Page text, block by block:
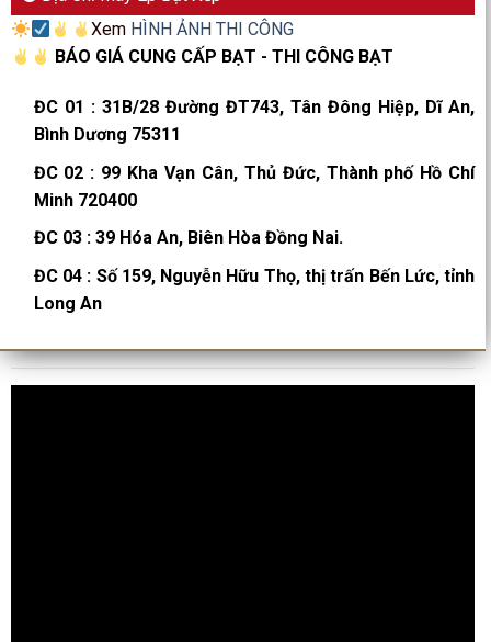
Xem HÌNH ẢNH THI CÔNG
BÁO GIÁ CUNG CẤP BẠT - THI CÔNG BẠT
ĐC 01 :31B/28 Đường ĐT743, Tân Đông Hiệp, Dĩ An,
Bình Dương 75311
ĐC 02 : 99 Kha Vạn Cân, Thủ Đức, Thành phố Hồ Chí
Minh 720400
ĐC 03 :39 Hóa An, Biên Hòa Đồng Nai.
ĐC 04 : Số 159, Nguyễn Hữu Thọ, thị trấn Bến Lức, tỉnh
Long An